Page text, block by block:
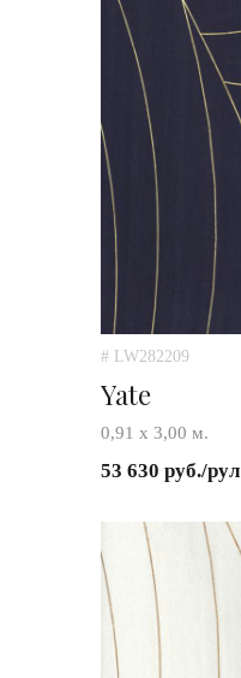
# LW282209
Yate
0,91 x 3,00 м.
53 630 руб./рул